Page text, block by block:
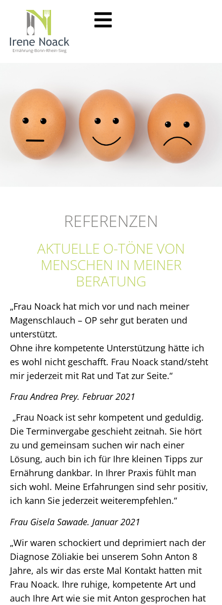
REFERENZEN
AKTUELLE O-TÖNE VON
MENSCHEN IN MEINER
BERATUNG
„Frau Noack hat mich vor und nach meiner
Magenschlauch – OP sehr gut beraten und
unterstützt.
Ohne ihre kompetente Unterstützung hätte ich
es wohl nicht geschafft. Frau Noack stand/steht
mir jederzeit mit Rat und Tat zur Seite.“
Frau Andrea Prey. Februar 2021
„Frau Noack ist sehr kompetent und geduldig.
Die Terminvergabe geschieht zeitnah. Sie hört
zu und gemeinsam suchen wir nach einer
Lösung, auch bin ich für Ihre kleinen Tipps zur
Ernährung dankbar. In Ihrer Praxis fühlt man
sich wohl. Meine Erfahrungen sind sehr positiv,
ich kann Sie jederzeit weiterempfehlen.“
Frau Gisela Sawade. Januar 2021
„Wir waren schockiert und deprimiert nach der
Diagnose Zöliakie bei unserem Sohn Anton 8
Jahre, als wir das erste Mal Kontakt hatten mit
Frau Noack. Ihre ruhige, kompetente Art und
auch Ihre Art wie sie mit Anton gesprochen hat